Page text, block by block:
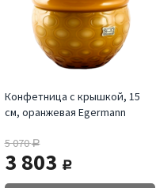
Конфетница с крышкой, 15
см, оранжевая Egermann
5 070руб.
3 803 руб.